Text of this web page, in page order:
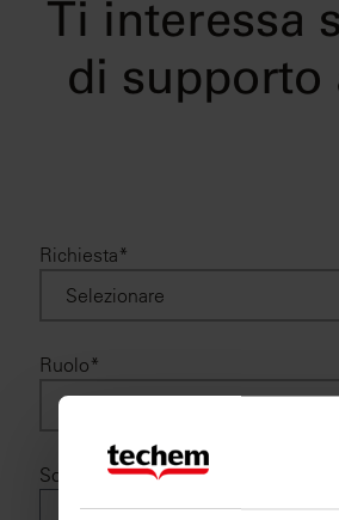
Ti interessa
di supporto
Richiesta*
Ruolo*
Società